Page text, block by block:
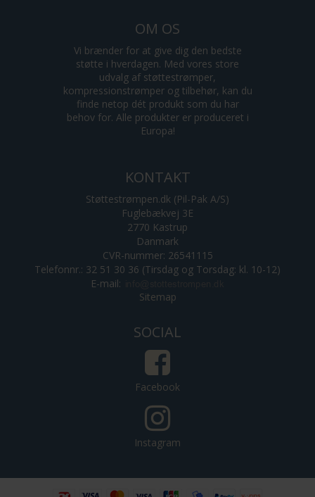
OM OS
Vi brænder for at give dig den bedste
støtte i hverdagen. Med vores store
udvalg af støttestrømper,
kompressionstrømper og tilbehør, kan du
finde netop dét produkt som du har
behov for. Alle produkter er produceret i
Europa!
KONTAKT
Støttestrømpen.dk (Pil-Pak A/S)
Fuglebækvej 3E
2770 Kastrup
Danmark
CVR-nummer: 26541115
Telefonnr.: 32 51 30 36 (Tirsdag og Torsdag: kl. 10-12)
E-mail:
Sitemap
SOCIAL
Facebook
Instagram